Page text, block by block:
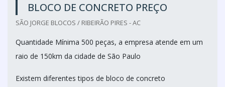
BLOCO DE CONCRETO PREÇO
SÃO JORGE BLOCOS / RIBEIRÃO PIRES - AC
Quantidade Mínima 500 peças, a empresa atende em um
raio de 150km da cidade de São Paulo
Existem diferentes tipos de bloco de concreto